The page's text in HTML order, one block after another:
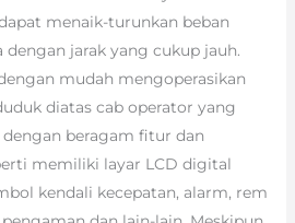
menaik-turunkan beban
dengan jarak yang cukup jauh.
mudah mengoperasikan
diatas cab operator yang
beragam fitur dan
memiliki layar LCD digital
kendali kecepatan, alarm, rem